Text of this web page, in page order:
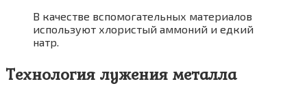
В качестве вспомогательных материалов
используют хлористый аммоний и едкий
натр.
Технология лужения металла